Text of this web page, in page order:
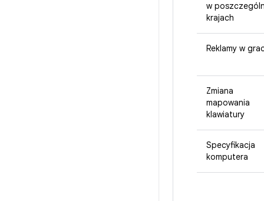
w
krajach
Reklamy w
Zmiana
mapowania
klawiatury
Specyfikacja
komputera